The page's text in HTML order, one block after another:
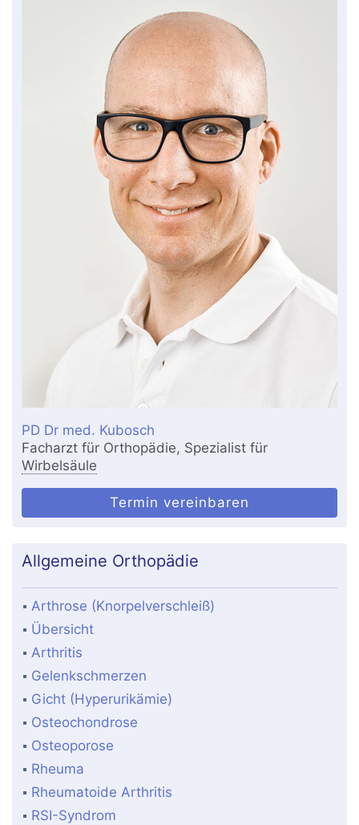
PD Dr med. Kubosch
Facharzt für Orthopädie, Spezialist für
Wirbelsäule
Termin vereinbaren
Allgemeine Orthopädie
Arthrose (Knorpelverschleiß)
Übersicht
Arthritis
Gelenkschmerzen
Gicht (Hyperurikämie)
Osteochondrose
Osteoporose
Rheuma
Rheumatoide Arthritis
RSI-Syndrom